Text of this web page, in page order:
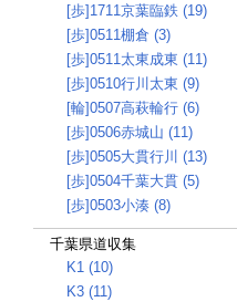
[歩]1711京葉臨鉄 (19)
[歩]0511棚倉 (3)
[歩]0511太東成東 (11)
[歩]0510行川太東 (9)
[輪]0507高萩輪行 (6)
[歩]0506赤城山 (11)
[歩]0505大貫行川 (13)
[歩]0504千葉大貫 (5)
[歩]0503小湊 (8)
千葉県道収集
K1 (10)
K3 (11)